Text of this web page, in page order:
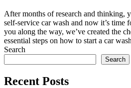
After months of research and thinking,
self-service car wash and now it’s time
you along the way, we’ve created the
essential steps on how to start a car
Search
Search
Recent Posts